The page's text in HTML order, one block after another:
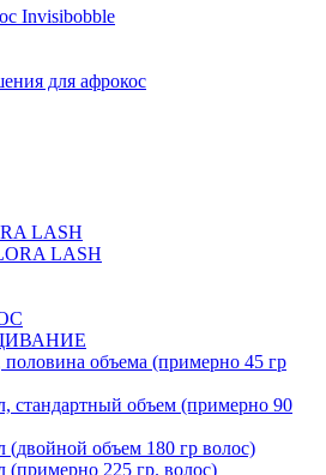
Invisibobble
для афрокос
LASH
LASH
объема (примерно 45 гр
стандартный объем (примерно 90
(двойной объем 180 гр волос)
(примерно 225 гр. волос)